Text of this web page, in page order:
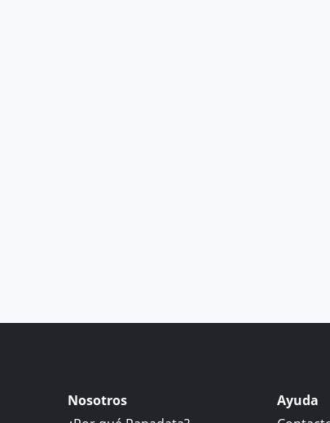
Nosotros
Ayuda